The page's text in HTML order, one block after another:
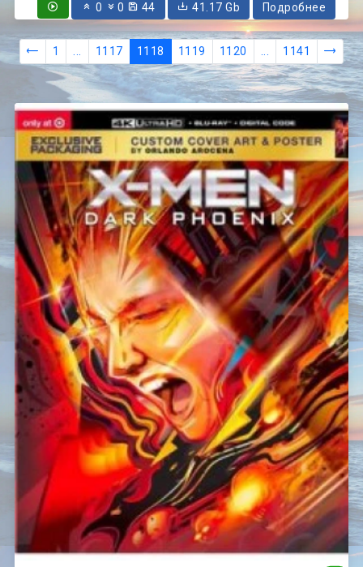
0
0 44 41.17 Gb Подробнее
1 ... 1117 1118 1119 1120 ... 1141